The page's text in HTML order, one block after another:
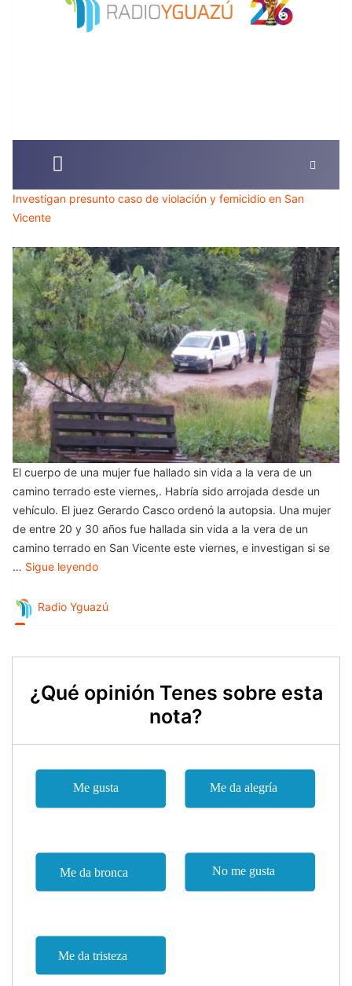
¿Qué opinión Tenes sobre esta
nota?